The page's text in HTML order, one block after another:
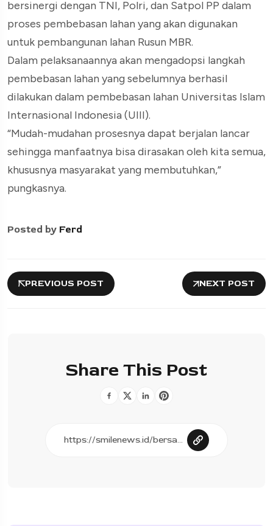
bersinergi dengan TNI, Polri, dan Satpol PP dalam
proses pembebasan lahan yang akan digunakan
untuk pembangunan lahan Rusun MBR.
Dalam pelaksanaannya akan mengadopsi langkah
pembebasan lahan yang sebelumnya berhasil
dilakukan dalam pembebasan lahan Universitas Islam
Internasional Indonesia (UIII).
“Mudah-mudahan prosesnya dapat berjalan lancar
sehingga manfaatnya bisa dirasakan oleh kita semua,
khususnya masyarakat yang membutuhkan,”
pungkasnya.
Posted by Ferd
PREVIOUS POST NEXT POST
Share This Post